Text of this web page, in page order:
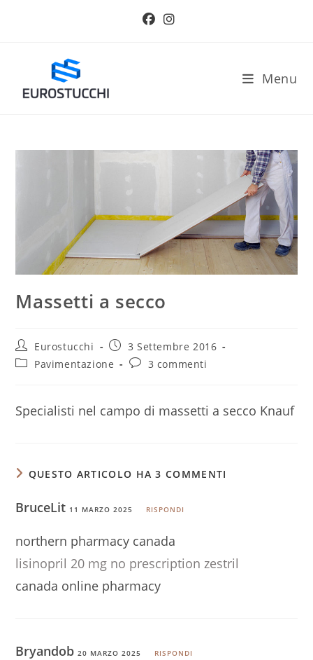
Menu
Massetti a secco
Autore
dell'articolo:
Eurostucchi
Articolo
pubblicato:
3 Settembre 2016
Categoria
Pavimentazione
Commenti
3 commenti
Specialisti nel campo di massetti a secco Knauf
QUESTO ARTICOLO HA 3 COMMENTI
BruceLit 11 MARZO 2025 RISPONDI
northern pharmacy canada
lisinopril 20 mg no prescription zestril
canada online pharmacy
Bryandob20 MARZO 2025 RISPONDI